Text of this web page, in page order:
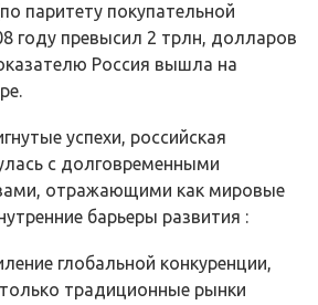
паритету покупательной
году превысил 2 трлн, долларов
Россия вышла на
успехи, российская
с долговременными
отражающими как мировые
барьеры развития :
глобальной конкуренции,
традиционные рынки